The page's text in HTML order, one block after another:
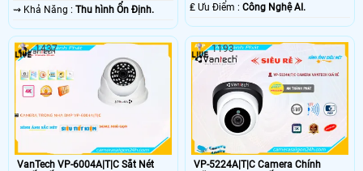
️⇝ Khả Năng : Thu hình Ổn Định.
️₤ Ưu Điểm :Công Nghệ AI.
VanTech VP-6004A|T|C Sắt Nét
1437
VP-5224A|T|C Camera Chính
1193